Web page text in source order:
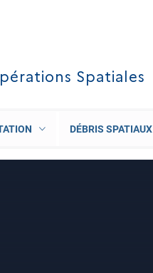
Spatiales
DÉBRIS SPATIAUX